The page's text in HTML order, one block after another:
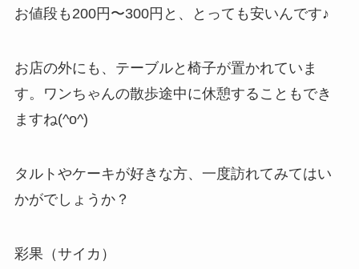
お値段も200円〜300円と、とっても安いんです♪
お店の外にも、テーブルと椅子が置かれていま
す。ワンちゃんの散歩途中に休憩することもでき
ますね(^o^)
タルトやケーキが好きな方、一度訪れてみてはい
かがでしょうか？
彩果（サイカ）